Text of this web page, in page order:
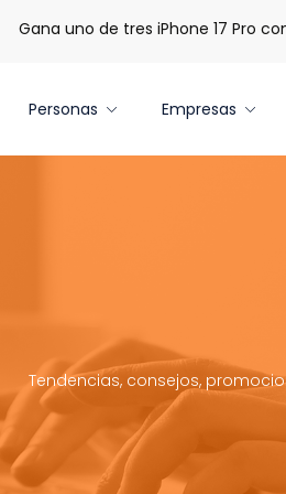
Gana uno de tres iPhone 17 Pro con
Personas Empresas
Tendencias, consejos,